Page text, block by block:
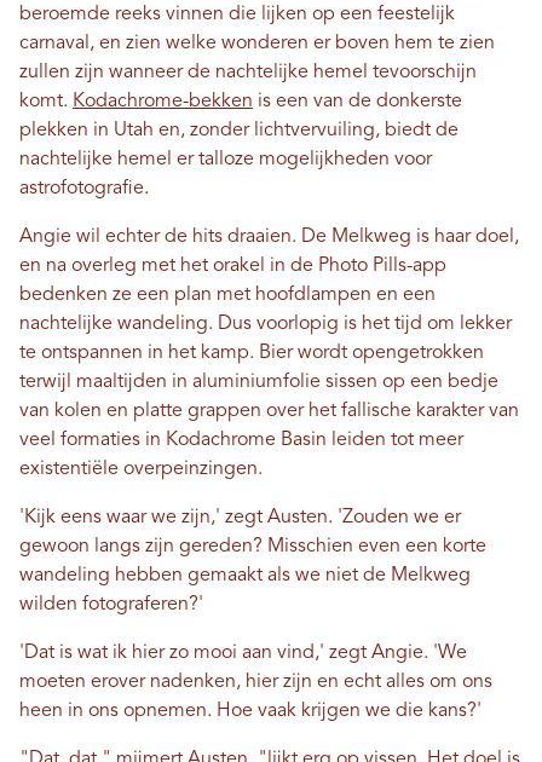
beroemde reeks vinnen die lijken op een feestelijk
carnaval, en zien welke wonderen er boven hem te zien
zullen zijn wanneer de nachtelijke hemel tevoorschijn
komt. Kodachrome-bekken is een van de donkerste
plekken in Utah en, zonder lichtvervuiling, biedt de
nachtelijke hemel er talloze mogelijkheden voor
astrofotografie.
Angie wil echter de hits draaien. De Melkweg is haar doel,
en na overleg met het orakel in de Photo Pills-app
bedenken ze een plan met hoofdlampen en een
nachtelijke wandeling. Dus voorlopig is het tijd om lekker
te ontspannen in het kamp. Bier wordt opengetrokken
terwijl maaltijden in aluminiumfolie sissen op een bedje
van kolen en platte grappen over het fallische karakter van
veel formaties in Kodachrome Basin leiden tot meer
existentiële overpeinzingen.
'Kijk eens waar we zijn,' zegt Austen. 'Zouden we er
gewoon langs zijn gereden? Misschien even een korte
wandeling hebben gemaakt als we niet de Melkweg
wilden fotograferen?'
'Dat is wat ik hier zo mooi aan vind,' zegt Angie. 'We
moeten erover nadenken, hier zijn en echt alles om ons
heen in ons opnemen. Hoe vaak krijgen we die kans?'